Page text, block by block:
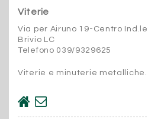
Viterie
Via per Airuno 19-Centro
Brivio LC
Telefono 039/9329625
Viterie e minuterie metalliche.